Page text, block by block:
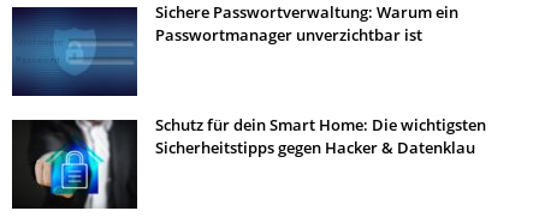
Sichere Passwortverwaltung: Warum ein
Passwortmanager unverzichtbar ist
Schutz für dein Smart Home: Die wichtigsten
Sicherheitstipps gegen Hacker & Datenklau